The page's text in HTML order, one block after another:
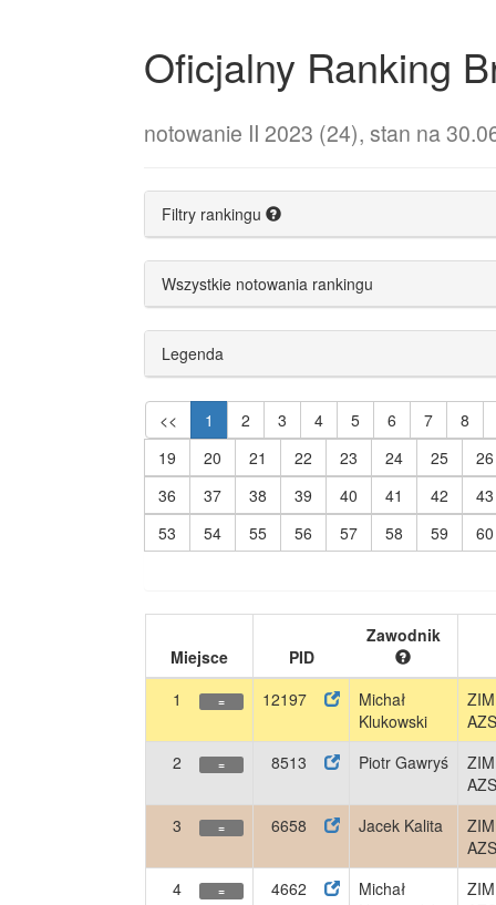
Oficjalny Ranking
notowanie II 2023 (24), stan na
Filtry rankingu
Wszystkie notowania rankingu
Legenda
<< 1 2 3 4 5 6 7
8
19
20 21 22 23 24 25
26
36
37 38 39 40 41 42
43
53
54 55 56 57 58 59 60
Miejsce PID
Zawodnik
1 = 12197
Michał
Klukowski
2
= 8513 Piotr Gawryś
3
= 6658 Jacek Kalita
4
= 4662
Michał